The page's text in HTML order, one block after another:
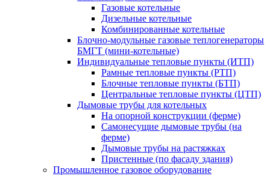
Газовые котельные
Дизельные котельные
Комбинированные котельные
Блочно-модульные газовые теплогенераторы
БМГТ (мини-котельные)
Индивидуальные тепловые пункты (ИТП)
Рамные тепловые пункты (РТП)
Блочные тепловые пункты (БТП)
Центральные тепловые пункты (ЦТП)
Дымовые трубы для котельных
На опорной конструкции (ферме)
Самонесущие дымовые трубы (на
ферме)
Дымовые трубы на растяжках
Пристенные (по фасаду здания)
Промышленное газовое оборудование